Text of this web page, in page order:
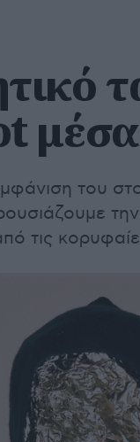
του
τις